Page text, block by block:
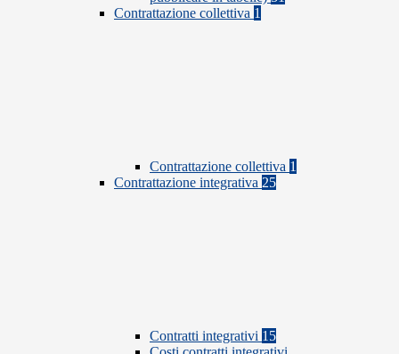
Contrattazione collettiva 1
Contrattazione collettiva 1
Contrattazione integrativa 25
Contratti integrativi 15